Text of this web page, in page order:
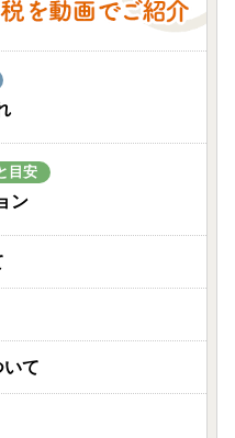
目安
ン
て